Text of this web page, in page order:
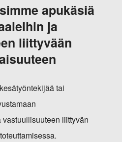
apukäsiä
ja
liittyvään
tai
liittyvän